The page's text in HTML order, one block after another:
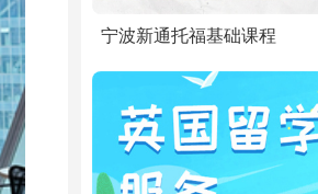
宁波新通托福基础课程